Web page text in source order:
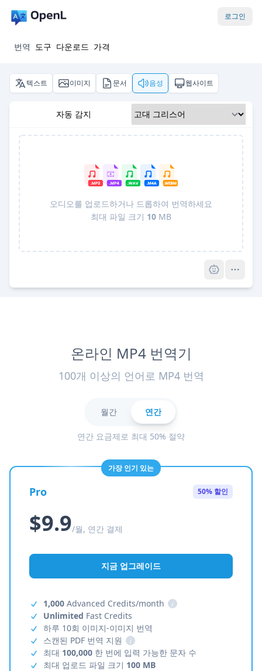
로그인
번역 도구 다운로드 가격
텍스트 이미지 문서 음성 웹사이트
자동 감지
오디오를 업로드하거나 드롭하여 번역하세요
최대 파일 크기 10 MB
온라인 MP4 번역기
100개 이상의 언어로 MP4 번역
월간 연간
연간 요금제로 최대 50% 절약
가장 인기 있는
Pro 50% 할인
$9.9/월, 연간 결제
지금 업그레이드
1,000 Advanced Credits/month
i
Unlimited Fast Credits
하루 10회 이미지-이미지 번역
스캔된 PDF 번역 지원
i
최대 100,000 한 번에 입력 가능한 문자 수
최대 업로드 파일 크기 100 MB